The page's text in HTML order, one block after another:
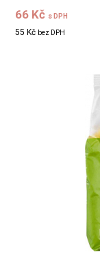
66 Kč s DPH
55 Kč bez DPH